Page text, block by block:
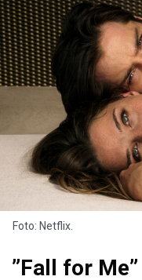
Foto: Netflix.
”Fall for